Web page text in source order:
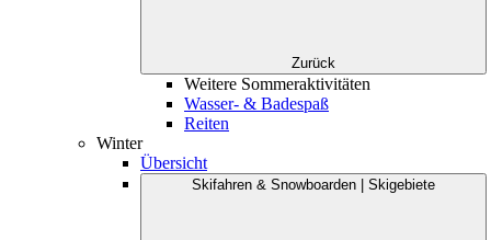
Zurück
Weitere Sommeraktivitäten
Wasser- & Badespaß
Reiten
Winter
Übersicht
Skifahren & Snowboarden | Skigebiete